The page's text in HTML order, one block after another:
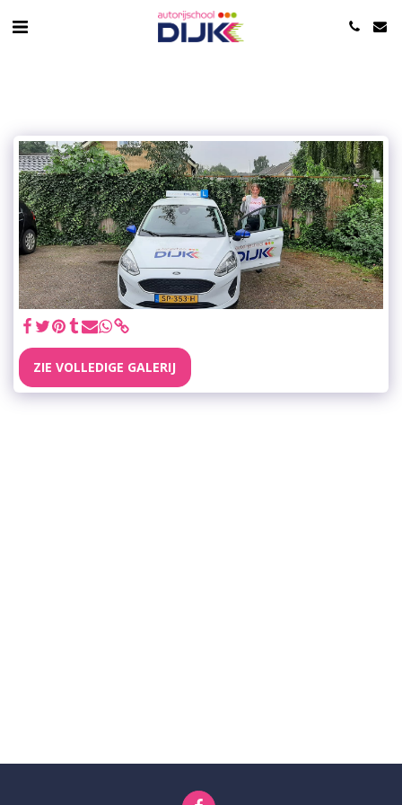
ZIE VOLLEDIGE GALERIJ